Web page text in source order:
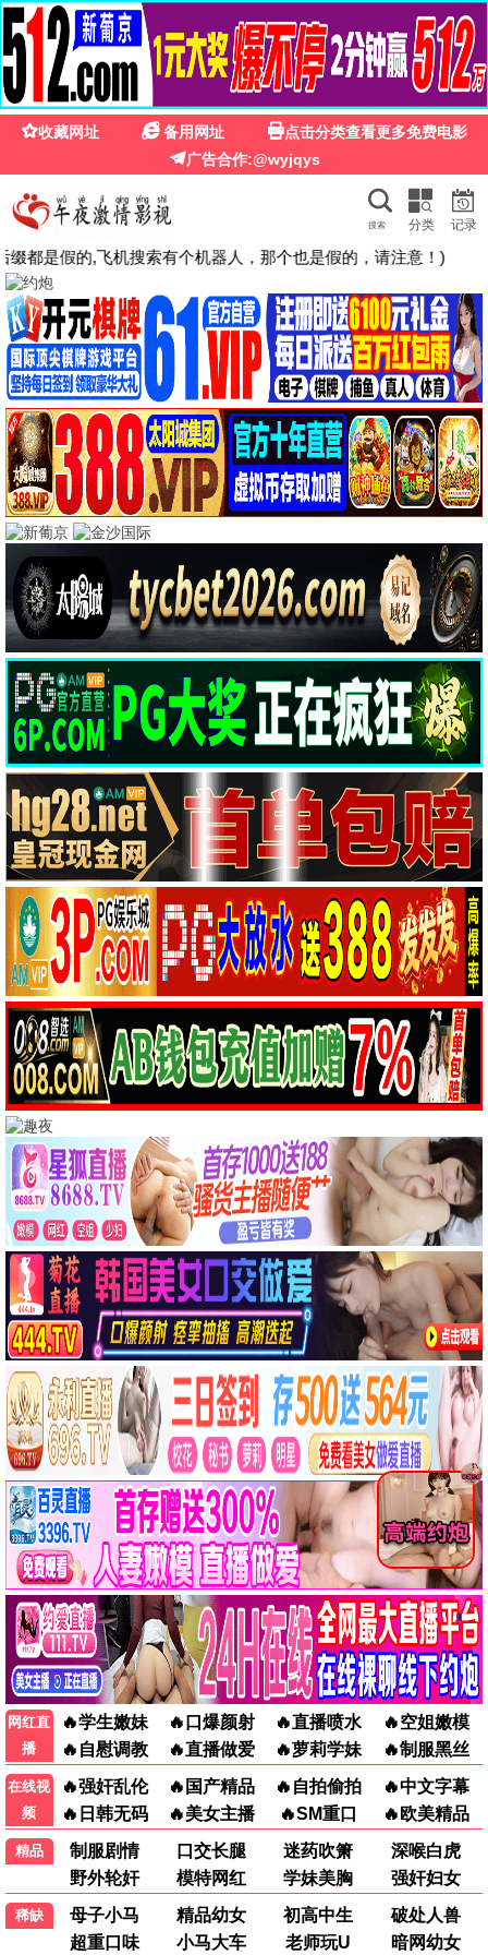
经典影视
经典影视 · 岁月留声
汇集百年经典，高清怀旧老片，免费流畅观看
立即观看
豆瓣高分经典
肖申克的救赎
剧情
霸王别姬
文艺
阿甘正传
励志
这个杀手不太冷
动作
教父
犯罪
泰坦尼克号
爱情
香港经典电影